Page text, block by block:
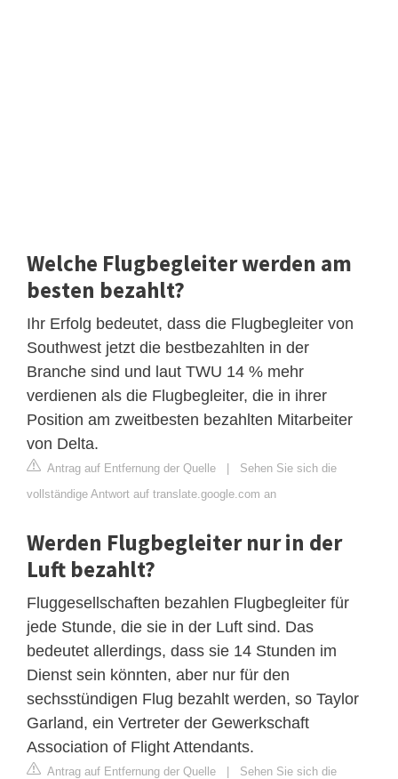
Welche Flugbegleiter werden am
besten bezahlt?
Ihr Erfolg bedeutet, dass die Flugbegleiter von
Southwest jetzt die bestbezahlten in der
Branche sind und laut TWU 14 % mehr
verdienen als die Flugbegleiter, die in ihrer
Position am zweitbesten bezahlten Mitarbeiter
von Delta.
Antrag auf Entfernung der Quelle | Sehen Sie sich die
vollständige Antwort auf translate.google.com an
Werden Flugbegleiter nur in der
Luft bezahlt?
Fluggesellschaften bezahlen Flugbegleiter für
jede Stunde, die sie in der Luft sind. Das
bedeutet allerdings, dass sie 14 Stunden im
Dienst sein könnten, aber nur für den
sechsstündigen Flug bezahlt werden, so Taylor
Garland, ein Vertreter der Gewerkschaft
Association of Flight Attendants.
Antrag auf Entfernung der Quelle | Sehen Sie sich die